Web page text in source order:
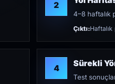
2
4–8 haftalık
Çıktı:
4 Sürekli
Test